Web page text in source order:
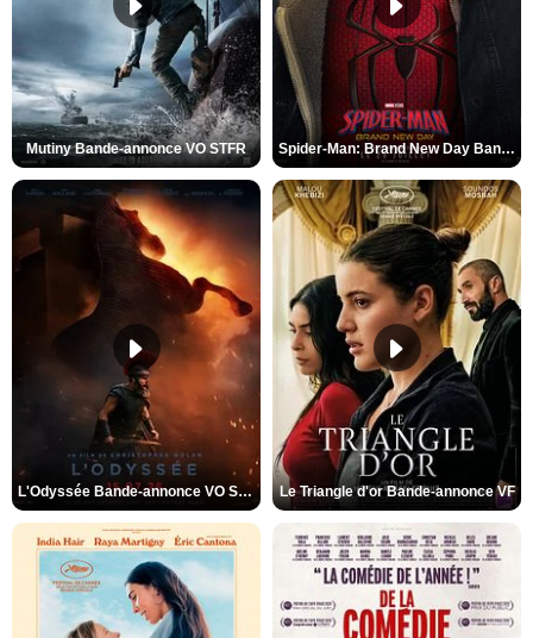
Mutiny Bande-annonce VO STFR Spider-Man: Brand New Day Bande-annonce VO STFR
L'Odyssée Bande-annonce VO STFR Le Triangle d'or Bande-annonce VF